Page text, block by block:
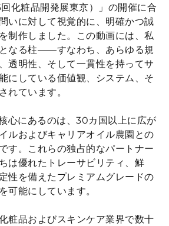
回化粧品開発展東京）」の開催に合
いに対して視覚的に、明確かつ誠
制作しました。この動画には、私
なる柱——すなわち、あらゆる規
透明性、そして一貫性を持ってサ
にしている価値観、システム、そ
れています。
にあるのは、30カ国以上に広が
ルおよびキャリアオイル農園との
す。これらの独占的なパートナー
は優れたトレーサビリティ、鮮
性を備えたプレミアムグレードの
可能にしています。
粧品およびスキンケア業界で数十